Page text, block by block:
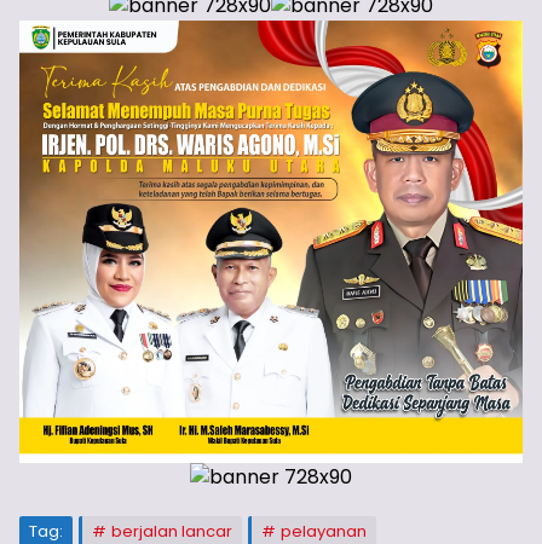
Tag: berjalan lancar
pelayanan